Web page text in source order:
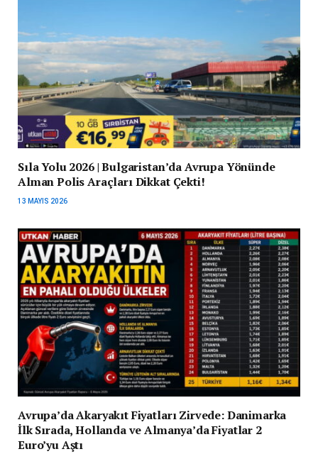
Sıla Yolu 2026 | Bulgaristan’da Avrupa Yönünde
Alman Polis Araçları Dikkat Çekti!
13 MAYIS 2026
Avrupa’da Akaryakıt Fiyatları Zirvede: Danimarka
İlk Sırada, Hollanda ve Almanya’da Fiyatlar 2
Euro’yu Aştı